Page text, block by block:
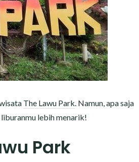
The Lawu Park. Namun, apa saja
lebih menarik!
Park